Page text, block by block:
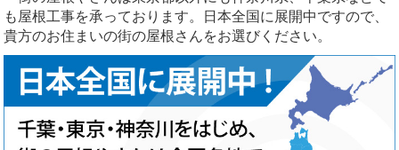
も屋根工事を承っております。日本全国に展開中ですので、
貴方のお住まいの街の屋根さんをお選びください。